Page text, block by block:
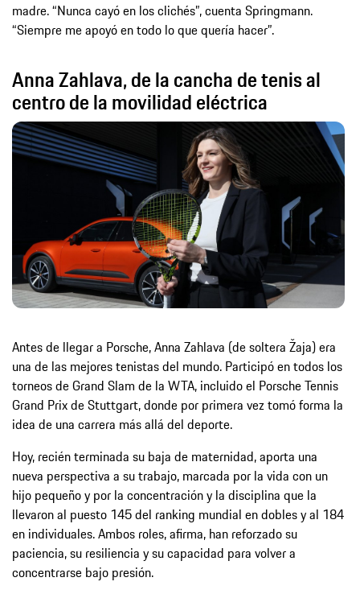
madre. “Nunca cayó en los clichés”, cuenta Springmann.
“Siempre me apoyó en todo lo que quería hacer”.
Anna Zahlava, de la cancha de tenis al
centro de la movilidad eléctrica
Antes de llegar a Porsche, Anna Zahlava (de soltera Žaja) era
una de las mejores tenistas del mundo. Participó en todos los
torneos de Grand Slam de la WTA, incluido el Porsche Tennis
Grand Prix de Stuttgart, donde por primera vez tomó forma la
idea de una carrera más allá del deporte.
Hoy, recién terminada su baja de maternidad, aporta una
nueva perspectiva a su trabajo, marcada por la vida con un
hijo pequeño y por la concentración y la disciplina que la
llevaron al puesto 145 del ranking mundial en dobles y al 184
en individuales. Ambos roles, afirma, han reforzado su
paciencia, su resiliencia y su capacidad para volver a
concentrarse bajo presión.